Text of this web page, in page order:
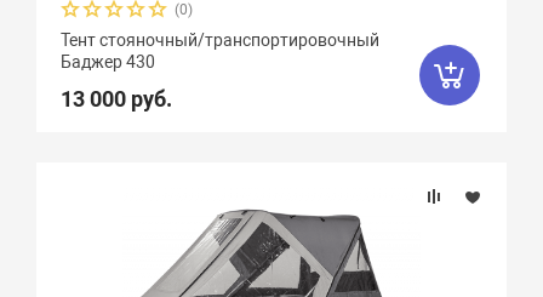
(0)
Тент стояночный/транспортировочный
Баджер 430
13 000 руб.